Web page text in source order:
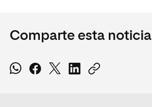
Comparte esta noticia